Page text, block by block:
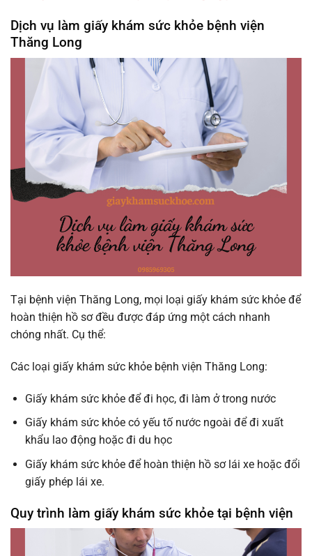
Dịch vụ làm giấy khám sức khỏe bệnh viện
Thăng Long
Tại bệnh viện Thăng Long, mọi loại giấy khám sức khỏe để
hoàn thiện hồ sơ đều được đáp ứng một cách nhanh
chóng nhất. Cụ thể:
Các loại giấy khám sức khỏe bệnh viện Thăng Long:
Giấy khám sức khỏe để đi học, đi làm ở trong nước
Giấy khám sức khỏe có yếu tố nước ngoài để đi xuất
khẩu lao động hoặc đi du học
Giấy khám sức khỏe để hoàn thiện hồ sơ lái xe hoặc đổi
giấy phép lái xe.
Quy trình làm giấy khám sức khỏe tại bệnh viện